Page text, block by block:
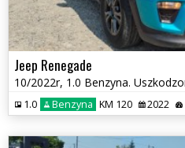
Jeep Renegade
1.0 Benzyna KM 120 2022